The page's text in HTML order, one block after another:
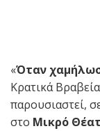
«Όταν
Κρατικά
παρουσιαστεί,
στο Μικρό